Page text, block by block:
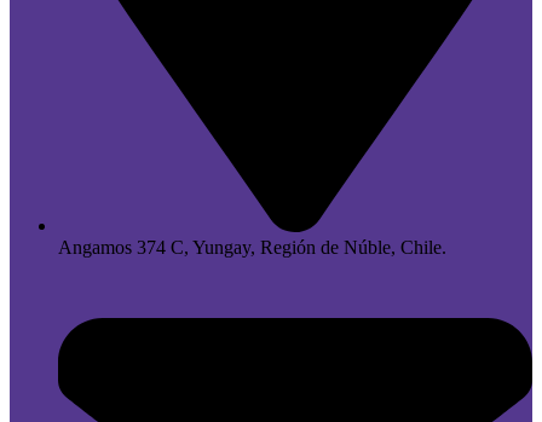
Angamos 374 C, Yungay, Región de Núble, Chile.